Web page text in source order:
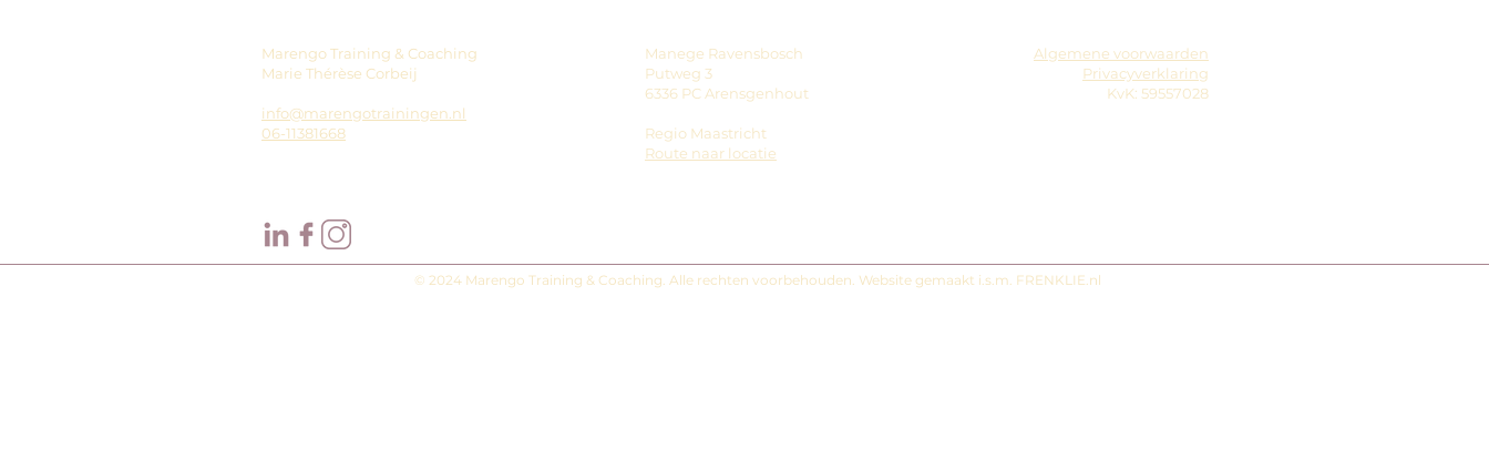
Marengo Training & Coaching
Marie Thérèse Corbeij
info@marengotrainingen.nl
06-11381668
Manege Ravensbosch
Putweg 3
6336 PC Arensgenhout
Regio Maastricht
Route naar locatie
Algemene voorwaarden
Privacyverklaring
KvK: 59557028
© 2024 Marengo Training & Coaching. Alle rechten voorbehouden. Website gemaakt i.s.m. FRENKLIE.nl